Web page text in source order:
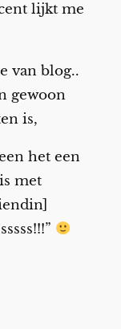
lijkt me
van blog..
gewoon
is,
het een
met